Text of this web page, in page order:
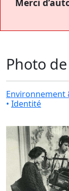
Photo
Environnement
• Identité